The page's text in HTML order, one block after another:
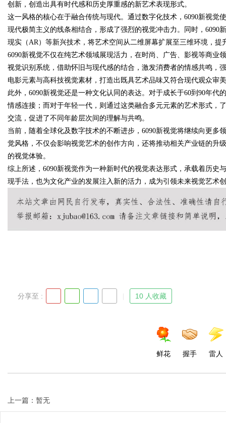
uz
!
Bo
创新，创造出具有时代感和历史厚重感的新艺术表现形式。
这一风格的核心在于融合传统与现代。通过数字化技术，6090新视
现代极简主义的线条相结合，形成了强烈的视觉冲击力。同时，
现实（AR）等新兴技术，将艺术空间从二维屏幕扩展至三维环境，提
6090新视觉不仅在纯艺术领域展现活力，在时尚、广告、影视等商
视觉识别系统，借助怀旧与现代感的结合，激发消费者的情感共鸣，
电影元素与高科技视觉素材，打造出既具艺术品味又符合现代观众审
此外，6090新视觉还是一种文化认同的表达。对于成长于60到90年
情感连接；而对于年轻一代，则通过这类融合多元元素的艺术形式，
交流，促进了不同年龄层次间的理解与共鸣。
当前，随着全球化及数字技术的不断进步，6090新视觉将继续向更
觉风格，不仅会影响视觉艺术的创作方向，还将推动相关产业链的升
的视觉体验。
综上所述，6090新视觉作为一种新时代的视觉表达形式，承载着历
现手法，也为文化产业的发展注入新的活力，成为引领未来视觉艺术
分享至 : 10 人收藏
鲜花 握手 雷人
上一篇：暂无